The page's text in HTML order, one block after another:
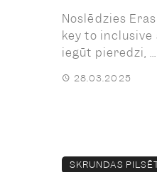
Noslēdzies
key to inclusive
iegūt pieredzi, ...
28.03.2025
SKRUNDAS